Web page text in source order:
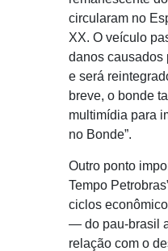
circularam no
XX. O veículo
danos causados
e será
breve, o bonde
multimídia para
no Bonde”.
Outro ponto
Tempo
ciclos
— do pau-brasil
relação com o